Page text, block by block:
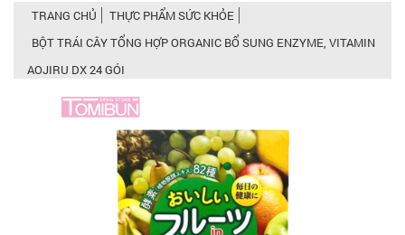
TRANG CHỦ
THỰC PHẨM SỨC KHỎE
BỘT TRÁI CÂY TỔNG HỢP ORGANIC BỔ SUNG ENZYME, VITAMIN
AOJIRU DX 24 GÓI